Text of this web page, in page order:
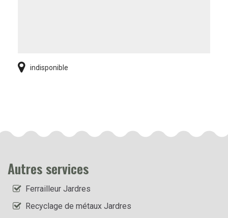
indisponible
Autres services
Ferrailleur Jardres
Recyclage de métaux Jardres